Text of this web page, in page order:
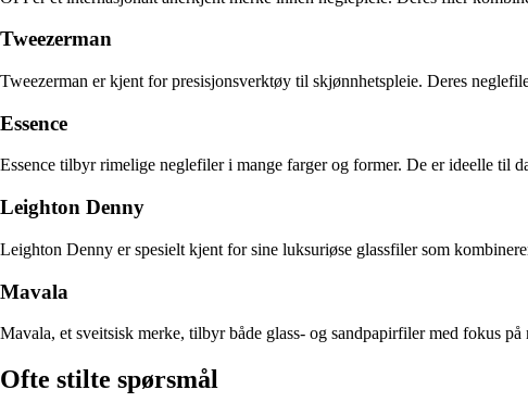
Tweezerman
Tweezerman er kjent for presisjonsverktøy til skjønnhetspleie. Deres
Essence
Essence tilbyr rimelige neglefiler i mange farger og former. De er ideelle til
Leighton Denny
Leighton Denny er spesielt kjent for sine luksuriøse glassfiler som
Mavala
Mavala, et sveitsisk merke, tilbyr både glass- og sandpapirfiler med fokus
Ofte stilte spørsmål